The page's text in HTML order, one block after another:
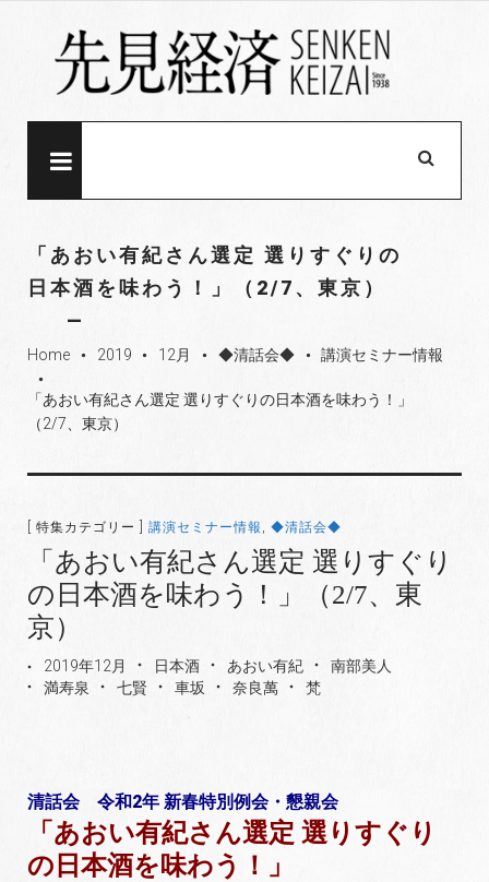
「あおい有紀さん選定 選りすぐりの
日本酒を味わう！」（2/7、東京）
Home fiber_manual_record 2019 fiber_manual_record 12月 fiber_manual_record ◆清話会◆ fiber_manual_record 講演セミナー情報
fiber_manual_record
「あおい有紀さん選定 選りすぐりの日本酒を味わう！」
（2/7、東京）
[ 特集カテゴリー ] 講演セミナー情報 ◆清話会◆
「あおい有紀さん選定 選りすぐり
の日本酒を味わう！」（2/7、東
京）
2019年12月 日本酒 あおい有紀
南部美人
満寿泉
七賢 車坂 奈良萬 梵
清話会 令和2年 新春特別例会・懇親会
「あおい有紀さん選定 選りすぐり
の日本酒を味わう！」